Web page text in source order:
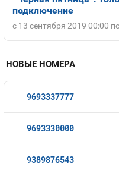
подключение
с 13 сентября 2019 00:00
НОВЫЕ НОМЕРА
9693337777
9693330000
9389876543